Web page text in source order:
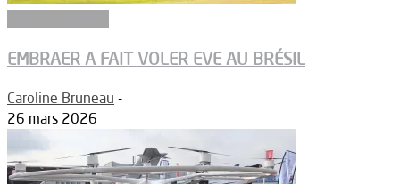
EMBRAER A FAIT VOLER EVE AU BRÉSIL
Caroline Bruneau -
26 mars 2026